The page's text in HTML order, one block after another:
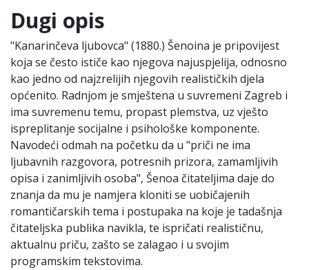
Dugi opis
"Kanarinčeva ljubovca" (1880.) Šenoina je pripovijest
koja se često ističe kao njegova najuspjelija, odnosno
kao jedno od najzrelijih njegovih realističkih djela
općenito. Radnjom je smještena u suvremeni Zagreb i
ima suvremenu temu, propast plemstva, uz vješto
ispreplitanje socijalne i psihološke komponente.
Navodeći odmah na početku da u "priči ne ima
ljubavnih razgovora, potresnih prizora, zamamljivih
opisa i zanimljivih osoba", Šenoa čitateljima daje do
znanja da mu je namjera kloniti se uobičajenih
romantičarskih tema i postupaka na koje je tadašnja
čitateljska publika navikla, te ispričati realističnu,
aktualnu priču, zašto se zalagao i u svojim
programskim tekstovima.